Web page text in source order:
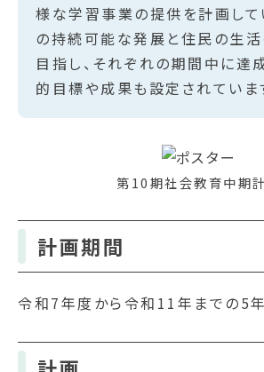
様な学習事業の提供を計画して
の持続可能な発展と住民の生
目指し、それぞれの期間中に達
的目標や成果も設定されていま
第10期社会教育中期
計画期間
令和7年度から令和11年までの5